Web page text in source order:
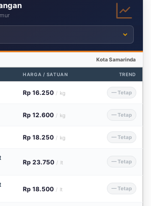
Kota Samarinda
HARGA / SATUAN TREND
Rp 16.250 / kg — Tetap
Rp 12.600 / kg — Tetap
Rp 18.250 / kg — Tetap
Rp 23.750 / lt — Tetap
Rp 18.500 / lt — Tetap